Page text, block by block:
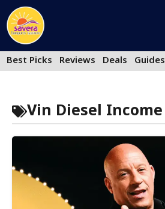
Skip
to
content
Best Picks
Reviews Deals Guides
Vin Diesel Income